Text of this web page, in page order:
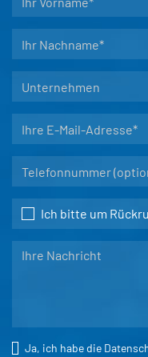
Ich bitte um
Ja, ich habe die